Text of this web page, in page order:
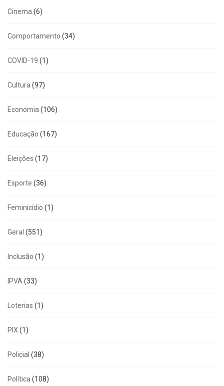
Cinema (6)
Comportamento (34)
COVID-19 (1)
Cultura (97)
Economia (106)
Educação (167)
Eleições (17)
Esporte (36)
Feminicídio (1)
Geral (551)
Inclusão (1)
IPVA (33)
Loterias (1)
PIX (1)
Policial (38)
Política (108)